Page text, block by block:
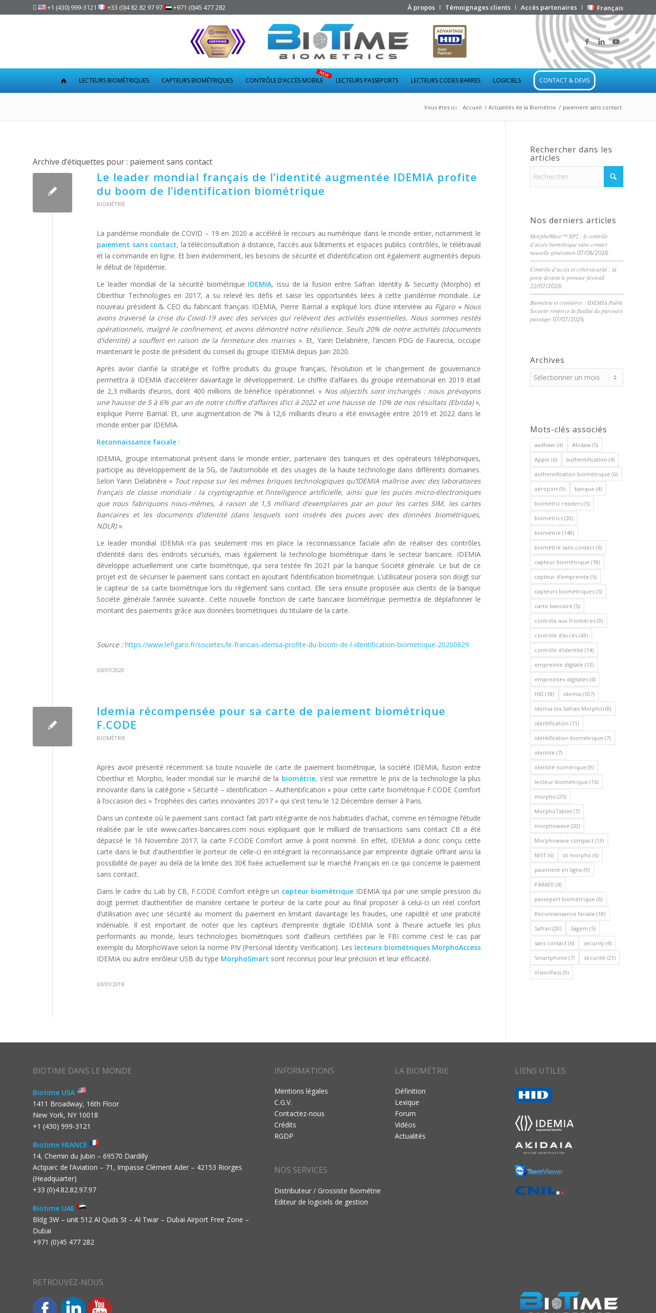
À propos Témoignages clients Accès partenaires Français
 +1 (430) 999-3121 +33 (0)4 82 82 97 97 +971 (0)45 477 282
LECTEURS BIOMÉTRIQUES CAPTEURS BIOMÉTRIQUES CONTRÔLE D’ACCÈS MOBILE LECTEURS PASSEPORTS LECTEURS CODES BARRES LOGICIELS CONTACT & DEVIS
Vous êtes ici : Accueil / Actualités de la Biométrie / paiement sans contact
Archive d’étiquettes pour : paiement sans contact
Le leader mondial français de l’identité augmentée IDEMIA profite
du boom de l’identification biométrique
BIOMÉTRIE
La pandémie mondiale de COVID – 19 en 2020 a accéléré le recours au numérique dans le monde entier, notamment le
paiement sans contact, la téléconsultation à distance, l’accès aux bâtiments et espaces publics contrôlés, le télétravail
et la commande en ligne. Et bien évidemment, les besoins de sécurité et d’identification ont également augmentés depuis
le début de l’épidémie.
Le leader mondial de la sécurité biométrique IDEMIA, issu de la fusion entre Safran Identity & Security (Morpho) et
Oberthur Technologies en 2017, a su relevé les défis et saisir les opportunités liées à cette pandémie mondiale. Le
nouveau président & CEO du fabricant français IDEMIA, Pierre Barrial a expliqué lors d’une interview au Figaro « Nous
avons traversé la crise du Covid-19 avec des services qui relèvent des activités essentielles. Nous sommes restés
opérationnels, malgré le confinement, et avons démontré notre résilience. Seuls 20% de notre activités (documents
d’identité) a souffert en raison de la fermeture des mairies ». Et, Yann Delabrière, l’ancien PDG de Faurecia, occupe
maintenant le poste de président du conseil du groupe IDEMIA depuis Juin 2020.
Après avoir clarifié la stratégie et l’offre produits du groupe français, l’évolution et le changement de gouvernance
permettra à IDEMIA d’accélérer davantage le développement. Le chiffre d’affaires du groupe international en 2019 était
de 2,3 milliards d’euros, dont 400 millions de bénéfice opérationnel. « Nos objectifs sont inchangés : nous prévoyons
une hausse de 5 à 6% par an de notre chiffre d’affaires d’ici à 2022 et une hausse de 10% de nos résultats (Ebitda) »,
explique Pierre Barrial. Et, une augmentation de 7% à 12,6 milliards d’euro a été envisagée entre 2019 et 2022 dans le
monde entier par IDEMIA.
Reconnaissance faciale :
IDEMIA, groupe international présent dans le monde entier, partenaire des banques et des opérateurs téléphoniques,
participe au développement de la 5G, de l’automobile et des usages de la haute technologie dans différents domaines.
Selon Yann Delabrière « Tout repose sur les mêmes briques technologiques qu’IDEMIA maîtrise avec des laboratoires
français de classe mondiale : la cryptographie et l’intelligence artificielle, ainsi que les puces micro-électroniques
que nous fabriquons nous-mêmes, à raison de 1,5 milliard d’exemplaires par an pour les cartes SIM, les cartes
bancaires et les documents d’identité (dans lesquels sont insérés des puces avec des données biométriques,
NDLR)».
Le leader mondial IDEMIA n’a pas seulement mis en place la reconnaissance faciale afin de réaliser des contrôles
d’identité dans des endroits sécurisés, mais également la technologie biométrique dans le secteur bancaire. IDEMIA
développe actuellement une carte biométrique, qui sera testée fin 2021 par la banque Société générale. Le but de ce
projet est de sécuriser le paiement sans contact en ajoutant l’identification biométrique. L’utilisateur posera son doigt sur
le capteur de sa carte biométrique lors du règlement sans contact. Elle sera ensuite proposée aux clients de la banque
Société générale l’année suivante. Cette nouvelle fonction de carte bancaire biométrique permettra de déplafonner le
montant des paiements grâce aux données biométriques du titulaire de la carte.
Source : https://www.lefigaro.fr/societes/le-francais-idemia-profite-du-boom-de-l-identification-biometrique-20200629
03/07/2020
Idemia récompensée pour sa carte de paiement biométrique
F.CODE
BIOMÉTRIE
Après avoir présenté récemment sa toute nouvelle de carte de paiement biométrique, la société IDEMIA, fusion entre
Oberthur et Morpho, leader mondial sur le marché de la biométrie, s’est vue remettre le prix de la technologie la plus
innovante dans la catégorie « Sécurité – identification – Authentification » pour cette carte biométrique F.CODE Comfort
à l’occasion des « Trophées des cartes innovantes 2017 » qui s’est tenu le 12 Décembre dernier à Paris.
Dans un contexte où le paiement sans contact fait parti intégrante de nos habitudes d’achat, comme en témoigne l’étude
réalisée par le site www.cartes-bancaires.com nous expliquant que le milliard de transactions sans contact CB a été
dépassé le 16 Novembre 2017, la carte F.CODE Comfort arrive à point nommé. En effet, IDEMIA a donc conçu cette
carte dans le but d’authentifier le porteur de celle-ci en intégrant la reconnaissance par empreinte digitale offrant ainsi la
possibilité de payer au delà de la limite des 30€ fixée actuellement sur le marché Français en ce qui concerne le paiement
sans contact.
Dans le cadre du Lab by CB, F.CODE Comfort intègre un capteur biométrique IDEMIA qui par une simple pression du
doigt permet d’authentifier de manière certaine le porteur de la carte pour au final proposer à celui-ci un réel confort
d’utilisation avec une sécurité au moment du paiement en limitant davantage les fraudes, une rapidité et une praticité
indéniable. Il est important de noter que les capteurs d’empreinte digitale IDEMIA sont à l’heure actuelle les plus
performants au monde, leurs technologies biométriques sont d’ailleurs certifiées par le FBI comme c’est le cas par
exemple du MorphoWave selon la norme PIV (Personal Identity Verification). Les lecteurs biométriques MorphoAccess
IDEMIA ou autre enrôleur USB du type MorphoSmart sont reconnus pour leur précision et leur efficacité.
03/01/2018
Rechercher dans les
articles
Nos derniers articles
MorphoWave™ XP2 : le contrôle
d’accès biométrique sans contact
nouvelle génération 07/08/2026
Contrôle d’accès et cybersécurité : la
porte devient le premier firewall
22/07/2026
Biométrie et croisières : IDEMIA Public
Security renforce la fluidité du parcours
passager 07/07/2026
Archives
Mots-clés associés
aadhaar (4) Akidaia (5)
Apple (6) authentification (4)
authentification biométrique (6)
aéroport (9) banque (4)
biometric readers (5)
biometrics (20)
biométrie (148)
biométrie sans contact (6)
capteur biométrique (18)
capteur d'empreinte (5)
capteurs biométriques (5)
carte bancaire (5)
contrôle aux frontières (9)
contrôle d'accès (43)
contrôle d'identité (14)
empreinte digitale (13)
empreintes digitales (4)
HID (18) idemia (107)
Idemia (ex.Safran Morpho) (8)
identification (11)
identification biométrique (7)
identité (7)
identité numérique (9)
lecteur biométrique (16)
morpho (25)
MorphoTablet (7)
morphowave (20)
Morphowave compact (13)
NIST (6) ot morpho (6)
paiement en ligne (9)
PARAFE (4)
passeport biométrique (6)
Reconnaissance faciale (18)
Safran (20) Sagem (5)
sans contact (6) security (4)
Smartphone (7) sécurité (21)
VisionPass (9)
BIOTIME DANS LE MONDE
Biotime USA
1411 Broadway, 16th Floor
New York, NY 10018
+1 (430) 999-3121
Biotime FRANCE
14, Chemin du Jubin – 69570 Dardilly
Actiparc de l’Aviation – 71, Impasse Clément Ader – 42153 Riorges
(Headquarter)
+33 (0)4.82.82.97.97
Biotime UAE
Bldg 3W – unit 512 Al Quds St – Al Twar – Dubai Airport Free Zone –
Dubai
+971 (0)45 477 282
INFORMATIONS
Mentions légales
C.G.V.
Contactez-nous
Crédits
RGDP
NOS SERVICES
Distributeur / Grossiste Biométrie
Editeur de logiciels de gestion
LA BIOMÉTRIE
Définition
Lexique
Forum
Vidéos
Actualités
LIENS UTILES
RETROUVEZ-NOUS